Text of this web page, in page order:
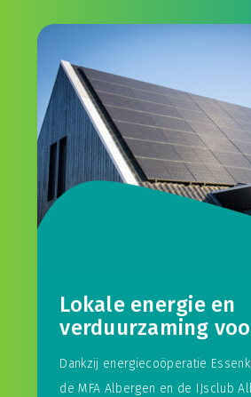
Lokale energie en
verduurzaming
Albergen en IJsclub
Albergen
Dankzij energiecoöperatie
de MFA Albergen en de IJsclub